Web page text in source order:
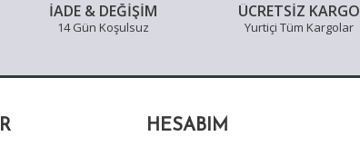
İADE & DEĞİŞİM
14 Gün Koşulsuz
ÜCRETSİZ KARGO
Yurtiçi Tüm Kargolar
HESABIM